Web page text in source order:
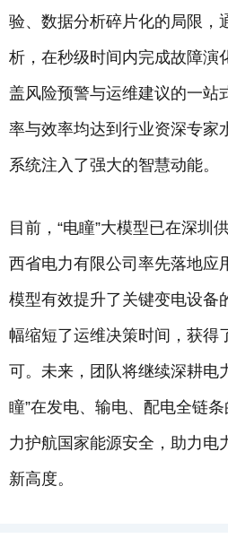
验、数据分析碎片化的局限，
析，在秒级时间内完成故障演
盖风险预警与运维建议的一站
率与效率均达到行业资深专家
系统注入了强大的智慧动能。
目前，“电瞳”大模型已在深圳
西省电力有限公司率先落地应
模型有效提升了关键变电设备
幅缩短了运维决策时间，获得
可。未来，团队将继续深耕电
瞳”在发电、输电、配电全链
力护航国家能源安全，助力电
新高度。